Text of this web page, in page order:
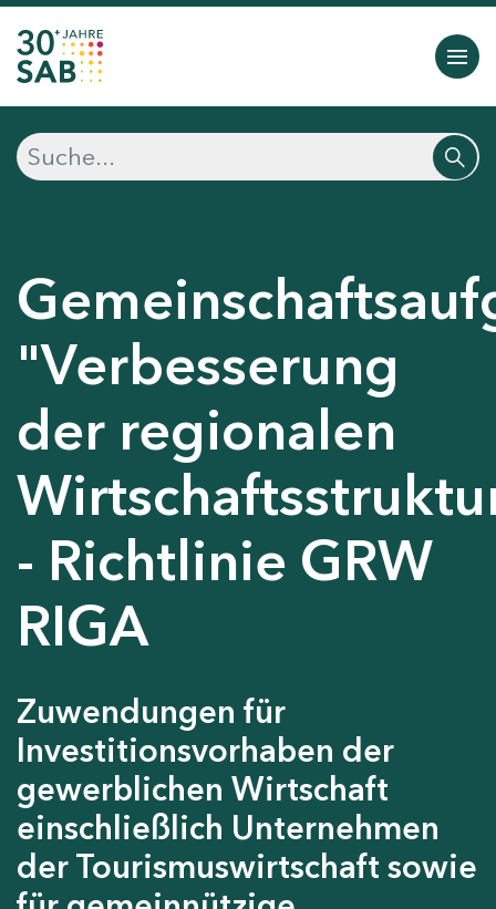
"Verbesserung
der regionalen
- Richtlinie GRW
RIGA
Zuwendungen für
Investitionsvorhaben der
gewerblichen Wirtschaft
einschließlich Unternehmen
der Tourismuswirtschaft sowie